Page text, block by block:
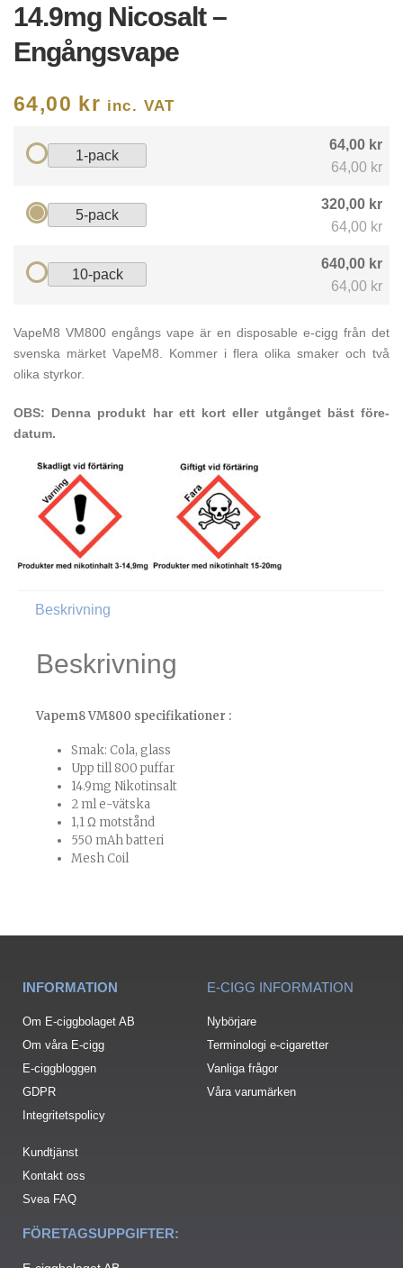
14.9mg Nicosalt –
Engångsvape
64,00 kr inc. VAT
1-pack
64,00 kr
64,00 kr
5-pack
320,00 kr
64,00 kr
10-pack
640,00 kr
64,00 kr
VapeM8 VM800 engångs vape är en disposable e-cigg från det
svenska märket VapeM8. Kommer i flera olika smaker och två
olika styrkor.
OBS: Denna produkt har ett kort eller utgånget bäst före-
datum.
Beskrivning
Beskrivning
Vapem8 VM800 specifikationer :
Smak: Cola, glass
Upp till 800 puffar
14.9mg Nikotinsalt
2 ml e-vätska
1,1 Ω motstånd
550 mAh batteri
Mesh Coil
INFORMATION
Om E-ciggbolaget AB
Om våra E-cigg
E-ciggbloggen
GDPR
Integritetspolicy
Kundtjänst
Kontakt oss
Svea FAQ
E-CIGG INFORMATION
Nybörjare
Terminologi e-cigaretter
Vanliga frågor
Våra varumärken
FÖRETAGSUPPGIFTER: